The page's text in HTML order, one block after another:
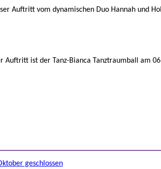
Auftritt vom dynamischen Duo Hannah und
Auftritt ist der Tanz-Bianca Tanztraumball am
geschlossen